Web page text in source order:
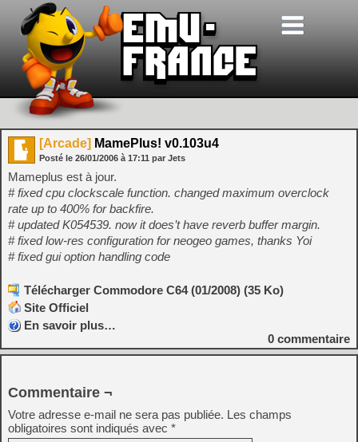
[Arcade] MamePlus! v0.103u4
Posté le 26/01/2006 à 17:11 par Jets
Mameplus est à jour.
# fixed cpu clockscale function. changed maximum overclock
rate up to 400% for backfire.
# updated K054539. now it does’t have reverb buffer margin.
# fixed low-res configuration for neogeo games, thanks Yoi
# fixed gui option handling code
Télécharger Commodore C64 (01/2008) (35 Ko)
Site Officiel
En savoir plus…
0 commentaire
Commentaire ¬
Votre adresse e-mail ne sera pas publiée. Les champs
obligatoires sont indiqués avec *